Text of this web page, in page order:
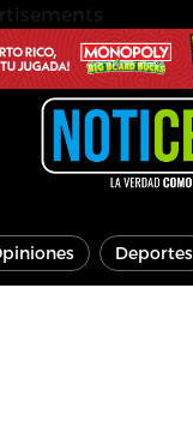
Deportes